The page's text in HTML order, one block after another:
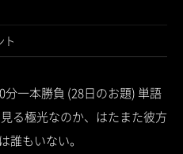
ト
一本勝負 (28日のお題) 単語
る極光なのか、はたまた彼方
誰もいない。